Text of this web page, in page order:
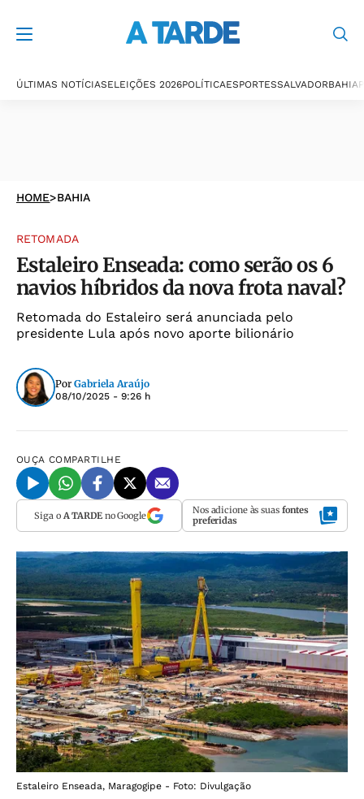
ÚLTIMAS NOTÍCIASELEIÇÕES 2026POLÍTICAESPORTESSALVADORBAHIA
HOME>BAHIA
RETOMADA
Estaleiro Enseada: como serão os 6
navios híbridos da nova frota naval?
Retomada do Estaleiro será anunciada pelo
presidente Lula após novo aporte bilionário
Por Gabriela Araújo
08/10/2025 - 9:26 h
OUÇA COMPARTILHE
Siga o A TARDEno Google Nos adicione às suas fontes
preferidas
Estaleiro Enseada, Maragogipe - Foto: Divulgação